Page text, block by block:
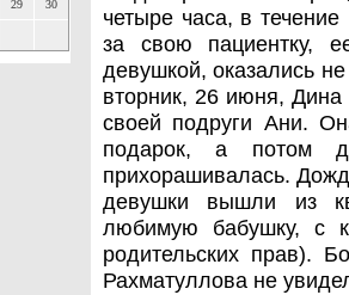
29 30
четыре часа, в
за свою пациентку,
девушкой, оказались
вторник, 26 июня, Дина
своей подруги Ани.
подарок, а потом
прихорашивалась.
девушки вышли из
любимую бабушку, с
родительских прав).
Рахматуллова не